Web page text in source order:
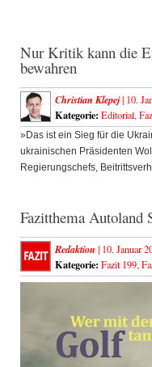
Nur Kritik kann die
bewahren
Christian Klepej| 10.
Kategorie: Editorial,
»Das ist ein Sieg für die
ukrainischen Präsidenten
Regierungschefs,
Fazitthema Autoland
Redaktion | 10. Januar
Kategorie: Fazit 199,